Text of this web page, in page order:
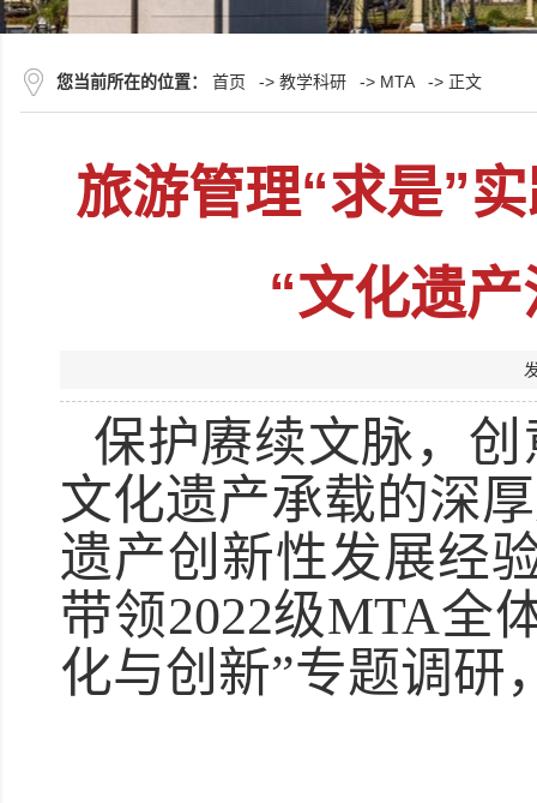
您当前所在的位置： 首页 -> 教学科研 -> MTA -> 正文
旅游管理“求是”
“文化遗
保护赓续文脉，
文化遗产承载的深
遗产创新性发展经
带领2022级MTA全
化与创新”专题调研